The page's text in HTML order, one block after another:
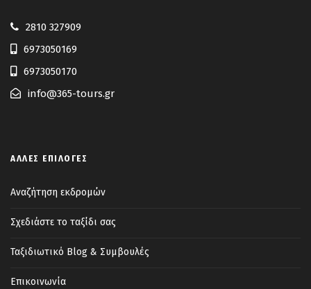
2810 327909
6973050169
6973050170
info@365-tours.gr
ΆΛΛΕΣ ΕΠΙΛΟΓΈΣ
Αναζήτηση εκδρομών
Σχεδιάστε το ταξίδι σας
Ταξιδιωτικό Blog & Συμβουλές
Επικοινωνία